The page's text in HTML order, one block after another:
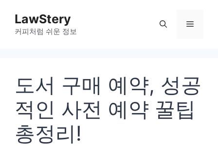
LawStery
커피처럼 쉬운 정보
메
도서 구매 예약, 성공
적인 사전 예약 꿀팁
총정리!